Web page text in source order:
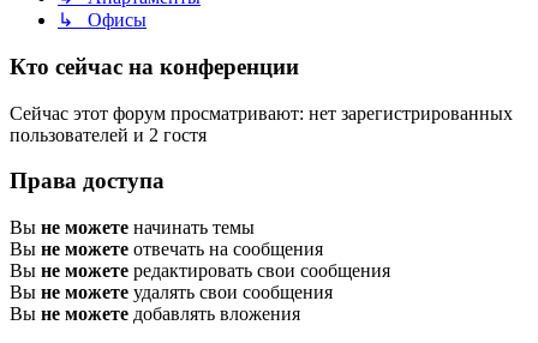
↳ Офисы
Кто сейчас на конференции
Сейчас этот форум просматривают: нет зарегистрированных
пользователей и 2 гостя
Права доступа
Вы не можете начинать темы
Вы не можете отвечать на сообщения
Вы не можете редактировать свои сообщения
Вы не можете удалять свои сообщения
Вы не можете добавлять вложения